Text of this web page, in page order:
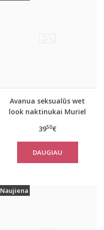
Avanua seksualūs wet
look naktinukai Muriel
3950€
DAUGIAU
Naujiena